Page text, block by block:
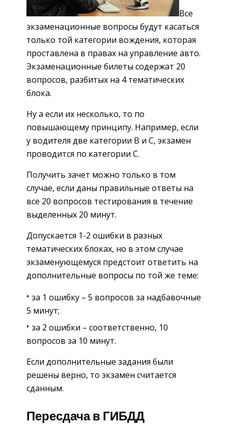
Все
экзаменационные вопросы будут касаться
только той категории вождения, которая
проставлена в правах на управление авто.
Экзаменационные билеты содержат 20
вопросов, разбитых на 4 тематических
блока.
Ну а если их несколько, то по
повышающему принципу. Например, если
у водителя две категории В и С, экзамен
проводится по категории С.
Получить зачет можно только в том
случае, если даны правильные ответы на
все 20 вопросов тестирования в течение
выделенных 20 минут.
Допускается 1-2 ошибки в разных
тематических блоках, но в этом случае
экзаменующемуся предстоит ответить на
дополнительные вопросы по той же теме:
за 1 ошибку – 5 вопросов за надбавочные
5 минут;
за 2 ошибки – соответственно, 10
вопросов за 10 минут.
Если дополнительные задания были
решены верно, то экзамен считается
сданным.
Пересдача в ГИБДД